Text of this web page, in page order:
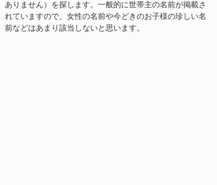
ありません）を探します。一般的に世帯主の名前が掲載さ
れていますので、女性の名前や今どきのお子様の珍しい名
前などはあまり該当しないと思います。